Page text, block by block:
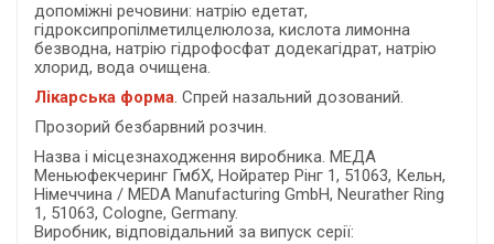
допоміжні речовини: натрію едетат,
гідроксипропілметилцелюлоза, кислота лимонна
безводна, натрію гідрофосфат додекагідрат, натрію
хлорид, вода очищена.
Лікарська форма. Спрей назальний дозований.
Прозорий безбарвний розчин.
Назва і місцезнаходження виробника. МЕДА
Меньюфекчеринг ГмбХ, Нойратер Рінг 1, 51063, Кельн,
Німеччина / MEDA Manufacturing GmbH, Neurather Ring
1, 51063, Cologne, Germany.
Виробник, відповідальний за випуск серії: